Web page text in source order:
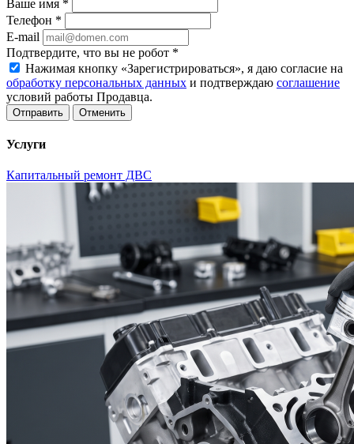
Ваше имя *
Телефон *
E-mail
Подтвердите, что вы не робот *
Нажимая кнопку «Зарегистрироваться», я даю согласие на
обработку персональных данных и подтверждаю соглашение
условий работы Продавца.
Отменить
Услуги
Капитальный ремонт ДВС